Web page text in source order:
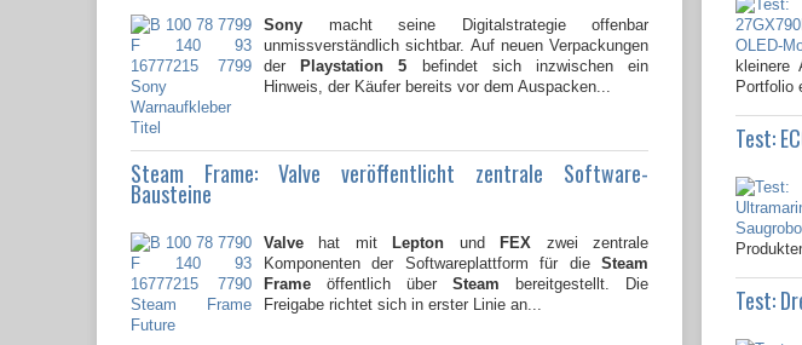
Sony macht seine Digitalstrategie offenbar
unmissverständlich sichtbar. Auf neuen Verpackungen
derPlaystation 5 befindet sich inzwischen ein
Hinweis, der Käufer bereits vor dem Auspacken...
Steam Frame: Valve veröffentlicht zentrale Software-
Bausteine
Valve hat mitLepton undFEX zwei zentrale
Komponenten der Softwareplattform für die Steam
Frame öffentlich über Steam bereitgestellt. Die
Freigabe richtet sich in erster Linie an...
kleinere
Portfolio
Test:
Test: